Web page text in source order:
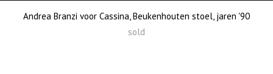
Andrea Branzi voor Cassina, Beukenhouten stoel, jaren '90
sold